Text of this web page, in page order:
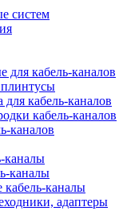
систем
для кабель-каналов
кабель-каналов
кабель-каналов
каналов
каналы
каналы
каналы
адаптеры